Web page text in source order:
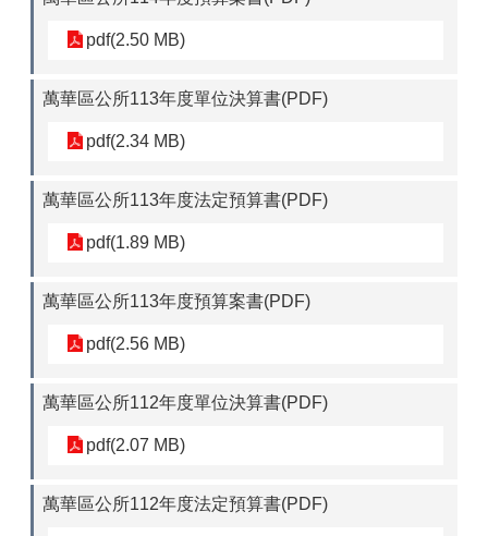
pdf(2.50 MB)
萬華區公所113年度單位決算書(PDF)
pdf(2.34 MB)
萬華區公所113年度法定預算書(PDF)
pdf(1.89 MB)
萬華區公所113年度預算案書(PDF)
pdf(2.56 MB)
萬華區公所112年度單位決算書(PDF)
pdf(2.07 MB)
萬華區公所112年度法定預算書(PDF)